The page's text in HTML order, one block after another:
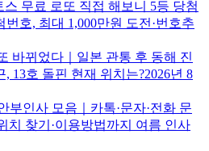
무료 로또 직접 해보니 5등 당첨
번호, 최대 1,000만원 도전·번호추
바뀌었다｜일본 관통 후 동해 진
, 13호 돌핀 현재 위치는?2026년 8
부인사 모음｜카톡·문자·전화 문
치 찾기·이용방법까지 여름 인사